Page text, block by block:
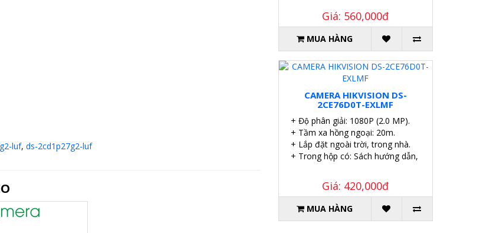
luf, ds-2cd1p27g2-luf
Giá: 560,000đ
MUA HÀNG
CAMERA HIKVISION DS-
2CE76D0T-EXLMF
+ Độ phân giải: 1080P (2.0 MP).
+ Tầm xa hồng ngoại: 20m.
+ Lắp đặt ngoài trời, trong nhà.
+ Trong hộp có: Sách hướng dẫn, Ốc vít tắc kê.
Giá: 420,000đ
MUA HÀNG